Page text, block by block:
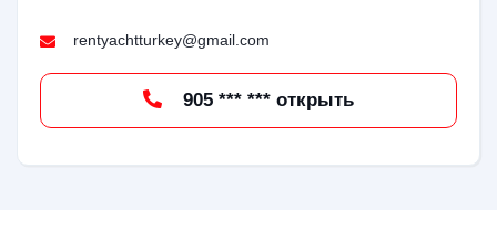
rentyachtturkey@gmail.com
905 *** *** открыть